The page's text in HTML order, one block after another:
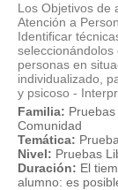
Los Objetivos de
Atención a
Identificar
personas en
individualizado,
y psicoso -
Familia:
Comunidad
Temática:
Nivel: Pruebas
Duración: El
alumno: es